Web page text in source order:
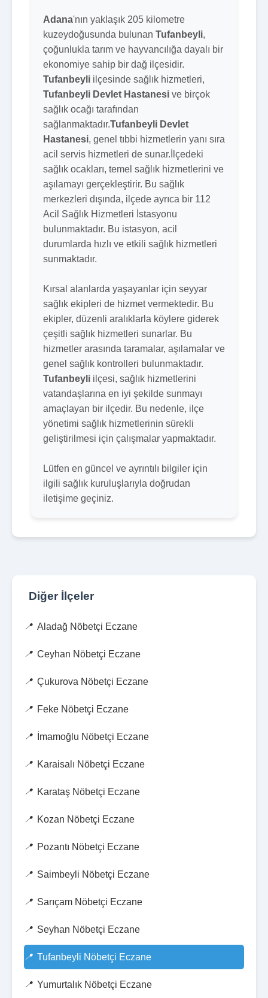
Adana'nın yaklaşık 205 kilometre
kuzeydoğusunda bulunan Tufanbeyli,
çoğunlukla tarım ve hayvancılığa dayalı bir
ekonomiye sahip bir dağ ilçesidir.
Tufanbeyli ilçesinde sağlık hizmetleri,
Tufanbeyli Devlet Hastanesi ve birçok
sağlık ocağı tarafından
sağlanmaktadır.Tufanbeyli Devlet
Hastanesi, genel tıbbi hizmetlerin yanı sıra
acil servis hizmetleri de sunar.İlçedeki
sağlık ocakları, temel sağlık hizmetlerini ve
aşılamayı gerçekleştirir. Bu sağlık
merkezleri dışında, ilçede ayrıca bir 112
Acil Sağlık Hizmetleri İstasyonu
bulunmaktadır. Bu istasyon, acil
durumlarda hızlı ve etkili sağlık hizmetleri
sunmaktadır.
Kırsal alanlarda yaşayanlar için seyyar
sağlık ekipleri de hizmet vermektedir. Bu
ekipler, düzenli aralıklarla köylere giderek
çeşitli sağlık hizmetleri sunarlar. Bu
hizmetler arasında taramalar, aşılamalar ve
genel sağlık kontrolleri bulunmaktadır.
Tufanbeyli ilçesi, sağlık hizmetlerini
vatandaşlarına en iyi şekilde sunmayı
amaçlayan bir ilçedir. Bu nedenle, ilçe
yönetimi sağlık hizmetlerinin sürekli
geliştirilmesi için çalışmalar yapmaktadır.
Lütfen en güncel ve ayrıntılı bilgiler için
ilgili sağlık kuruluşlarıyla doğrudan
iletişime geçiniz.
Diğer İlçeler
Aladağ Nöbetçi Eczane
Ceyhan Nöbetçi Eczane
Çukurova Nöbetçi Eczane
Feke Nöbetçi Eczane
İmamoğlu Nöbetçi Eczane
Karaisalı Nöbetçi Eczane
Karataş Nöbetçi Eczane
Kozan Nöbetçi Eczane
Pozantı Nöbetçi Eczane
Saimbeyli Nöbetçi Eczane
Sarıçam Nöbetçi Eczane
Seyhan Nöbetçi Eczane
Tufanbeyli Nöbetçi Eczane
Yumurtalık Nöbetçi Eczane